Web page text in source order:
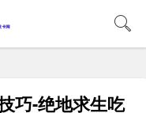
巧-绝地求生吃